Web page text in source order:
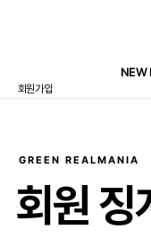
NEW
회원가입
GREEN REALMANIA
회원 징